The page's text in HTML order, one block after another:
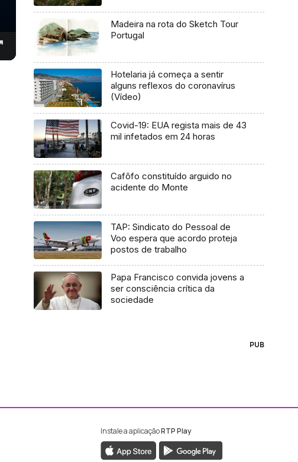
Madeira na rota do Sketch Tour
Portugal
Hotelaria já começa a sentir
alguns reflexos do coronavírus
(Vídeo)
Covid-19: EUA regista mais de 43
mil infetados em 24 horas
Cafôfo constituído arguido no
acidente do Monte
TAP: Sindicato do Pessoal de
Voo espera que acordo proteja
postos de trabalho
Papa Francisco convida jovens a
ser consciência crítica da
sociedade
PUB
Facebook da RTP Madeira
Instagram da RTP Madeira
Instale a aplicaçãoRTP Play